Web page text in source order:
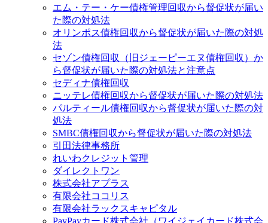
エム・テー・ケー債権管理回収から督促状が届い
た際の対処法
オリンポス債権回収から督促状が届いた際の対処
法
セゾン債権回収（旧ジェーピーエヌ債権回収）か
ら督促状が届いた際の対処法と注意点
セディナ債権回収
ニッテレ債権回収から督促状が届いた際の対処法
パルティール債権回収から督促状が届いた際の対
処法
SMBC債権回収から督促状が届いた際の対処法
引田法律事務所
れいわクレジット管理
ダイレクトワン
株式会社アプラス
有限会社ココリス
有限会社ラックスキャピタル
PayPayカード株式会社（ワイジェイカード株式会